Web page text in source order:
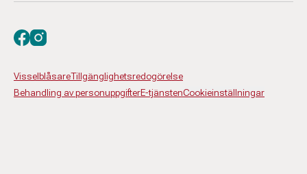
VisselblåsareTillgänglighetsredogörelse
Behandling av personuppgifterE-tjänstenCookieinställningar
Besök oss på facebook
Besök oss på instagram